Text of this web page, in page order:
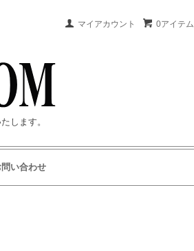
0アイテム
マイアカウント
します。
問い合わせ